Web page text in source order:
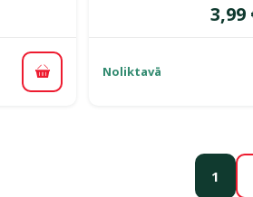
Pievienot grozam
3,99
Noliktavā
1